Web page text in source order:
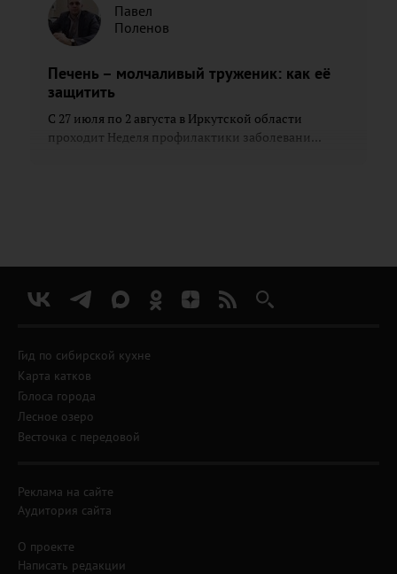
Павел
Поленов
Печень – молчаливый труженик: как её
защитить
С 27 июля по 2 августа в Иркутской области
проходит Неделя профилактики заболевани...
Гид по сибирской кухне
Карта катков
Голоса города
Лесное озеро
Весточка с передовой
Реклама на сайте
Аудитория сайта
О проекте
Написать редакции